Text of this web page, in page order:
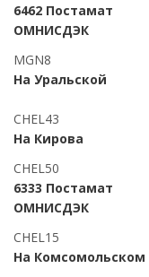
6462 Постамат
ОМНИСДЭК
MGN8
На Уральской
CHEL43
На Кирова
CHEL50
6333 Постамат
ОМНИСДЭК
CHEL15
На Комсомольском